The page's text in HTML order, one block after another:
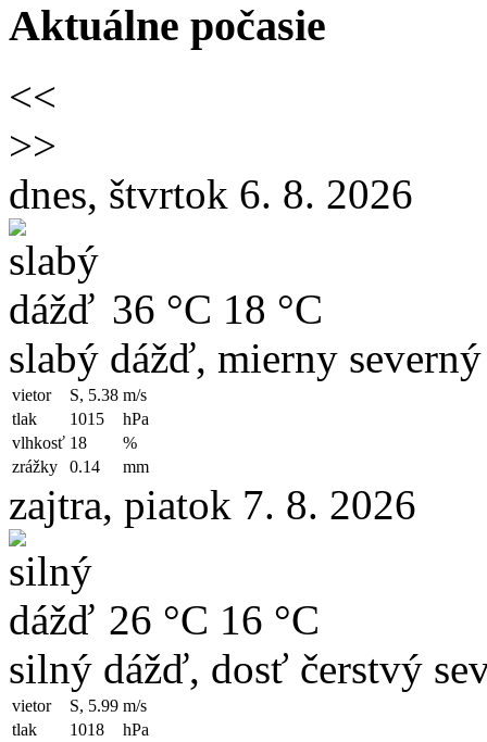
Aktuálne počasie
<<
>>
dnes, štvrtok 6. 8. 2026
36 °C 18 °C
slabý dážď, mierny
vietor S, 5.38 m/s
tlak
1015
hPa
vlhkosť 18
%
zrážky
0.14 mm
zajtra, piatok 7. 8. 2026
26 °C 16 °C
silný dážď, dosť čerstvý
vietor S, 5.99 m/s
tlak
1018
hPa